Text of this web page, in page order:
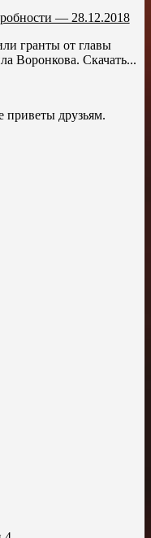
— 28.12.2018
гранты от главы
Воронкова. Скачать...
приветы друзьям.